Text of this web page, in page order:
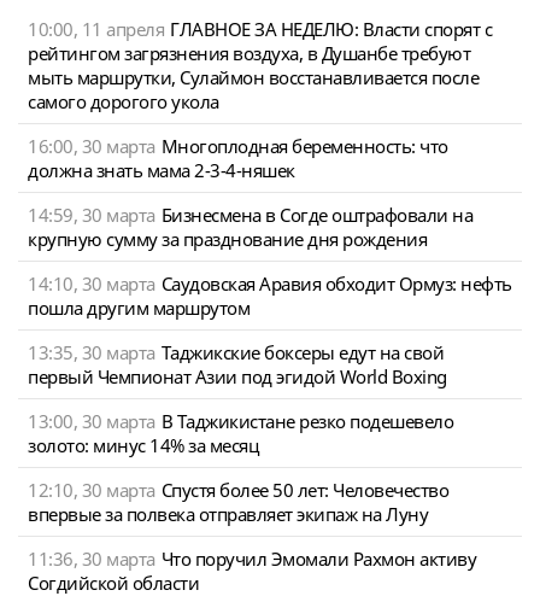
10:00, 11 апреля ГЛАВНОЕ ЗА НЕДЕЛЮ: Власти спорят с
рейтингом загрязнения воздуха, в Душанбе требуют
мыть маршрутки, Сулаймон восстанавливается после
самого дорогого укола
16:00, 30 марта Многоплодная беременность: что
должна знать мама 2-3-4-няшек
14:59, 30 марта Бизнесмена в Согде оштрафовали на
крупную сумму за празднование дня рождения
14:10, 30 марта Саудовская Аравия обходит Ормуз: нефть
пошла другим маршрутом
13:35, 30 марта Таджикские боксеры едут на свой
первый Чемпионат Азии под эгидой World Boxing
13:00, 30 марта В Таджикистане резко подешевело
золото: минус 14% за месяц
12:10, 30 марта Спустя более 50 лет: Человечество
впервые за полвека отправляет экипаж на Луну
11:36, 30 марта Что поручил Эмомали Рахмон активу
Согдийской области